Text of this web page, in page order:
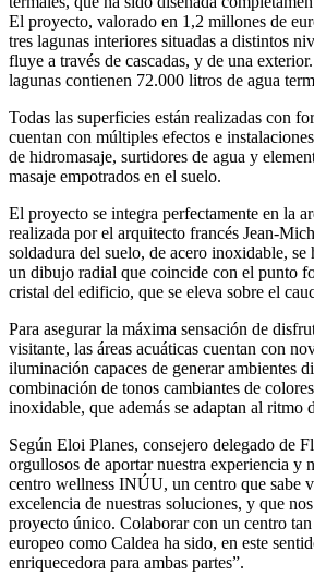
El proyecto, valorado en 1,2 millones de
tres lagunas interiores situadas a distintos
fluye a través de cascadas, y de una
lagunas contienen 72.000 litros de agua
Todas las superficies están realizadas con
cuentan con múltiples efectos e
de hidromasaje, surtidores de agua y
masaje empotrados en el suelo.
El proyecto se integra perfectamente en la
realizada por el arquitecto francés Jean-
soldadura del suelo, de acero inoxidable, se
un dibujo radial que coincide con el punto
cristal del edificio, que se eleva sobre el
Para asegurar la máxima sensación de
visitante, las áreas acuáticas cuentan con
iluminación capaces de generar ambientes
combinación de tonos cambiantes de
inoxidable, que además se adaptan al ritmo
Según Eloi Planes, consejero delegado de
orgullosos de aportar nuestra experiencia y
centro wellness INÚU, un centro que sabe
excelencia de nuestras soluciones, y que
proyecto único. Colaborar con un centro
europeo como Caldea ha sido, en este
enriquecedora para ambas partes”.